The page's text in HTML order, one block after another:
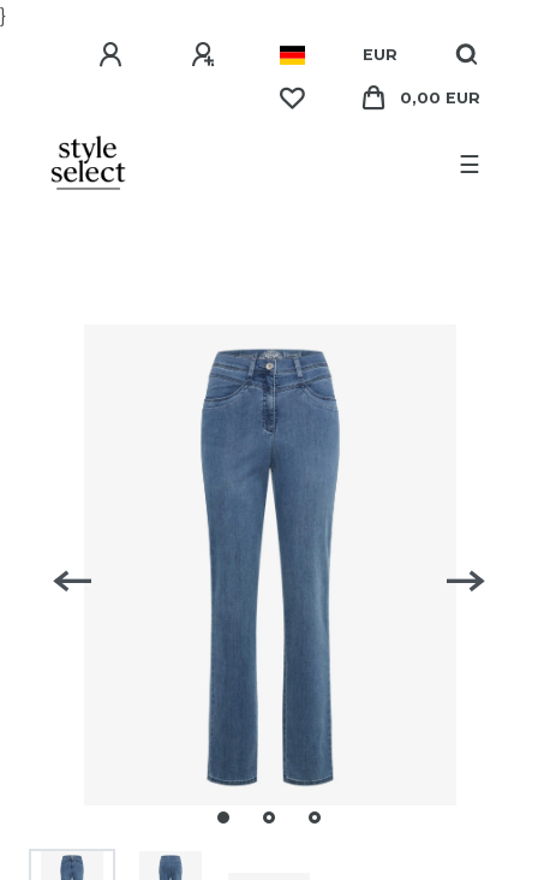
}
EUR
0,00 EUR
☰